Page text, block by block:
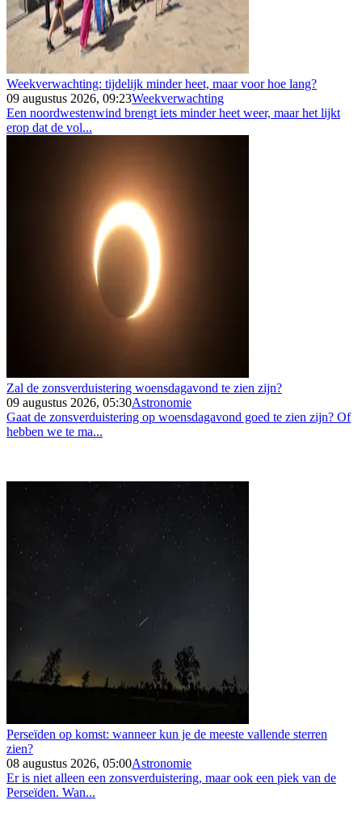
Weekverwachting: tijdelijk minder heet, maar voor hoe lang?
09 augustus 2026, 09:23Weekverwachting
Een noordwestenwind brengt iets minder heet weer, maar het lijkt
erop dat de vol...
Zal de zonsverduistering woensdagavond te zien zijn?
09 augustus 2026, 05:30Astronomie
Gaat de zonsverduistering op woensdagavond goed te zien zijn? Of
hebben we te ma...
Perseïden op komst: wanneer kun je de meeste vallende sterren
zien?
08 augustus 2026, 05:00Astronomie
Er is niet alleen een zonsverduistering, maar ook een piek van de
Perseïden. Wan...